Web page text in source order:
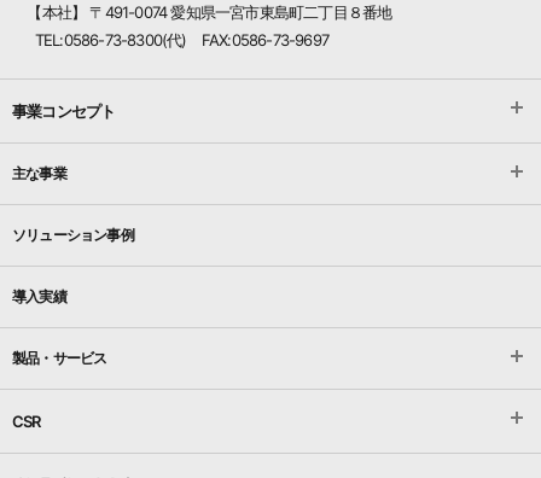
【本社】 〒491-0074 愛知県一宮市東島町二丁目８番地
TEL:0586-73-8300(代) FAX:0586-73-9697
事業コンセプト
主な事業
ソリューション事例
導入実績
製品・サービス
CSR